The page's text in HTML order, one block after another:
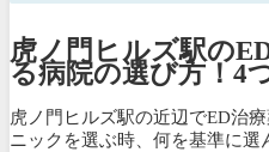
虎ノ門ヒルズ駅の
る病院の選び方！4
虎ノ門ヒルズ駅の近辺でED治
ニックを選ぶ時、何を基準に